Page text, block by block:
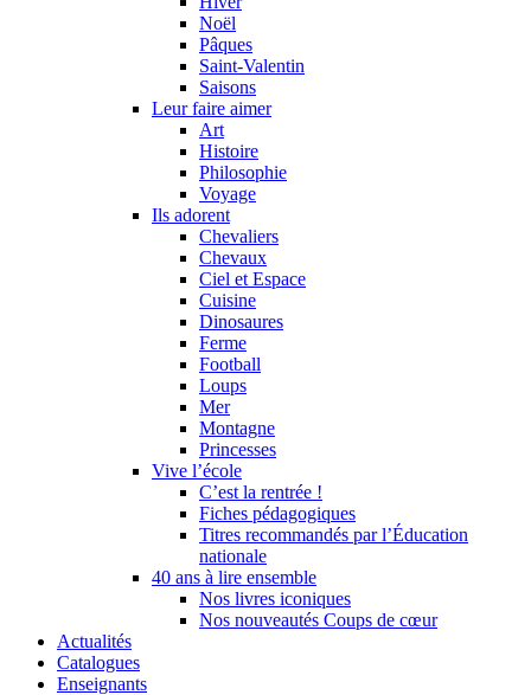
Noël
Pâques
Saint-Valentin
Saisons
Leur faire aimer
Art
Histoire
Philosophie
Voyage
Ils adorent
Chevaliers
Chevaux
Ciel et Espace
Cuisine
Dinosaures
Ferme
Football
Loups
Mer
Montagne
Princesses
Vive l’école
C’est la rentrée !
Fiches pédagogiques
Titres recommandés par l’Éducation
nationale
40 ans à lire ensemble
Nos livres iconiques
Nos nouveautés Coups de cœur
Actualités
Catalogues
Enseignants